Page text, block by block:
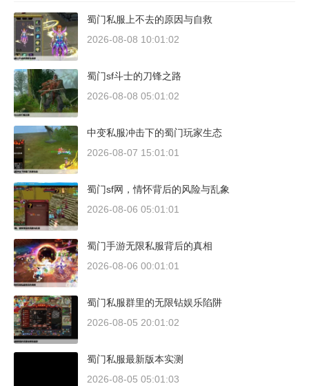
蜀门私服上不去的原因与自救
2026-08-08 10:01:02
蜀门sf斗士的刀锋之路
2026-08-08 05:01:02
中变私服冲击下的蜀门玩家生态
2026-08-07 15:01:01
蜀门sf网，情怀背后的风险与乱象
2026-08-06 05:01:01
蜀门手游无限私服背后的真相
2026-08-06 00:01:01
蜀门私服群里的无限钻娱乐陷阱
2026-08-05 20:01:02
蜀门私服最新版本实测
2026-08-05 05:01:03